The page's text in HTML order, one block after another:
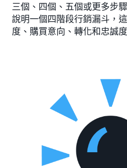
三個、四個、五個或更多步
說明一個四階段行銷漏斗，
度、購買意向、轉化和忠誠度